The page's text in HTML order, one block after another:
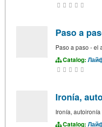
Paso a
Paso a paso - el
Catalog:
Ironía,
Ironía,
Catalog: